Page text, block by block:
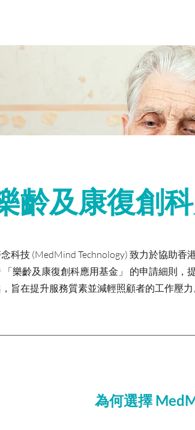
齡及康復創
科技 (MedMind Technology) 致力於協助
「樂齡及康復創科應用基金」 的申請細則，
旨在提升服務質素並減輕照顧者的工作壓力
為何選擇